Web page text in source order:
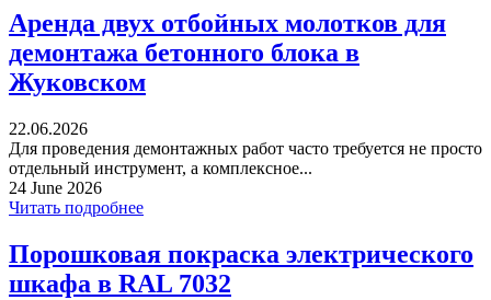
Аренда двух отбойных молотков для
демонтажа бетонного блока в
Жуковском
22.06.2026
Для проведения демонтажных работ часто требуется не просто
отдельный инструмент, а комплексное...
24 June 2026
Читать подробнее
Порошковая покраска электрического
шкафа в RAL 7032